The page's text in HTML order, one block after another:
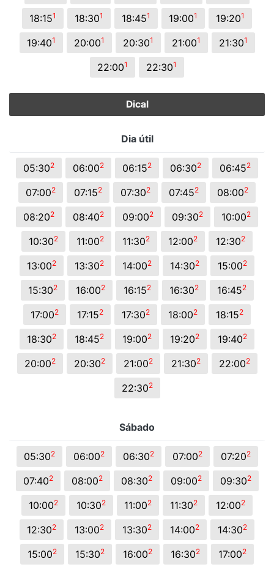
18:151 18:301 18:451 19:001 19:201
19:401 20:001 20:301 21:001 21:301
22:001 22:301
Dical
Dia útil
05:302 06:002 06:152 06:302 06:452
07:002 07:152 07:302 07:452 08:002
08:202 08:402 09:002 09:302 10:002
10:302 11:002 11:302 12:002 12:302
13:002 13:302 14:002 14:302 15:002
15:302 16:002 16:152 16:302 16:452
17:002 17:152 17:302 18:002 18:152
18:302 18:452 19:002 19:202 19:402
20:002 20:302 21:002 21:302 22:002
22:302
Sábado
05:302 06:002 06:302 07:002 07:202
07:402 08:002 08:302 09:002 09:302
10:002 10:302 11:002 11:302 12:002
12:302 13:002 13:302 14:002 14:302
15:002 15:302 16:002 16:302 17:002